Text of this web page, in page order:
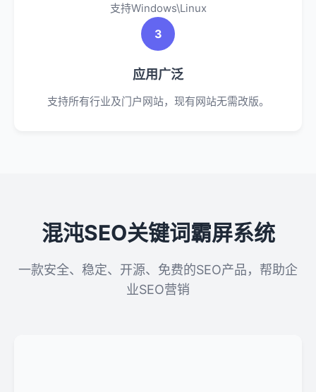
支持Windows\Linux
3
应用广泛
支持所有行业及门户网站，现有网站无需改版。
混沌SEO关键词霸屏系统
一款安全、稳定、开源、免费的SEO产品，帮助企
业SEO营销